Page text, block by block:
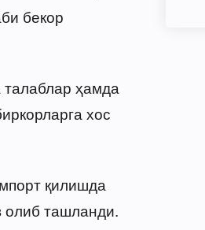
бекор
талаблар ҳамда
хос
қилишда
олиб ташланди.